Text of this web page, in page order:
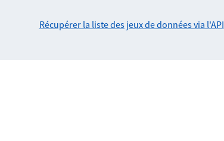
Récupérer la liste des jeux de données via l'API